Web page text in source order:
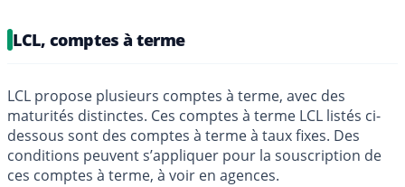
LCL, comptes à terme
LCL propose plusieurs comptes à terme, avec des
maturités distinctes. Ces comptes à terme LCL listés ci-
dessous sont des comptes à terme à taux fixes. Des
conditions peuvent s’appliquer pour la souscription de
ces comptes à terme, à voir en agences.